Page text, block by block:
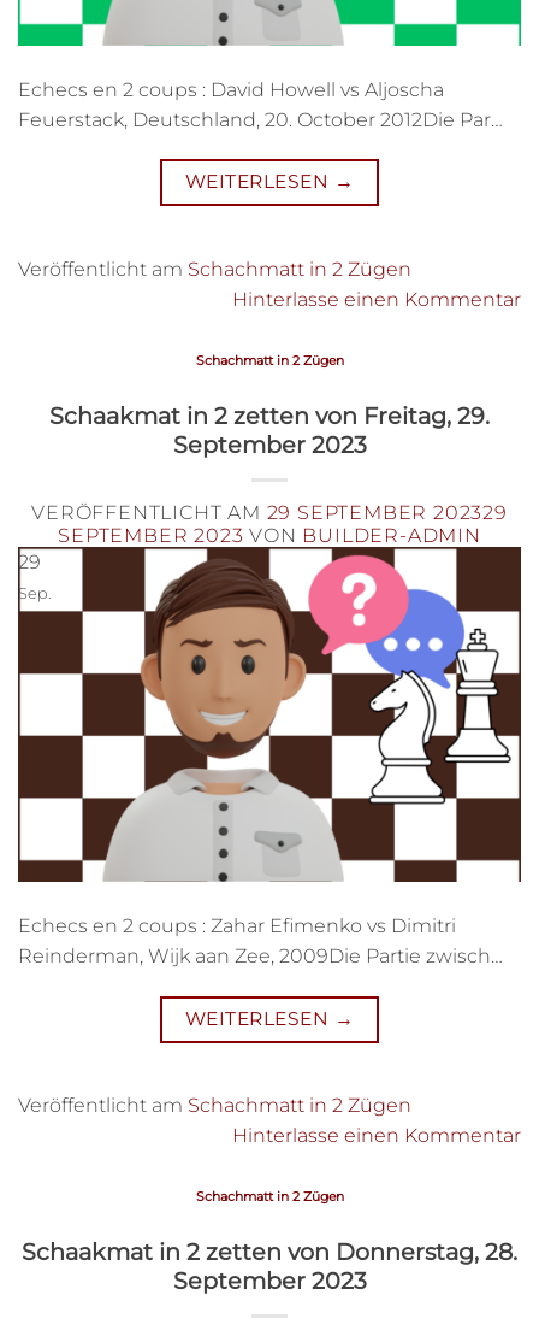
Echecs en 2 coups : David Howell vs Aljoscha
Feuerstack, Deutschland, 20. October 2012Die Par…
WEITERLESEN →
Veröffentlicht am Schachmatt in 2 Zügen
Hinterlasse einen Kommentar
Schachmatt in 2 Zügen
Schaakmat in 2 zetten von Freitag, 29.
September 2023
VERÖFFENTLICHT AM 29 SEPTEMBER 202329
SEPTEMBER 2023 VON BUILDER-ADMIN
29
Sep.
Echecs en 2 coups : Zahar Efimenko vs Dimitri
Reinderman, Wijk aan Zee, 2009Die Partie zwisch…
WEITERLESEN →
Veröffentlicht am Schachmatt in 2 Zügen
Hinterlasse einen Kommentar
Schachmatt in 2 Zügen
Schaakmat in 2 zetten von Donnerstag, 28.
September 2023